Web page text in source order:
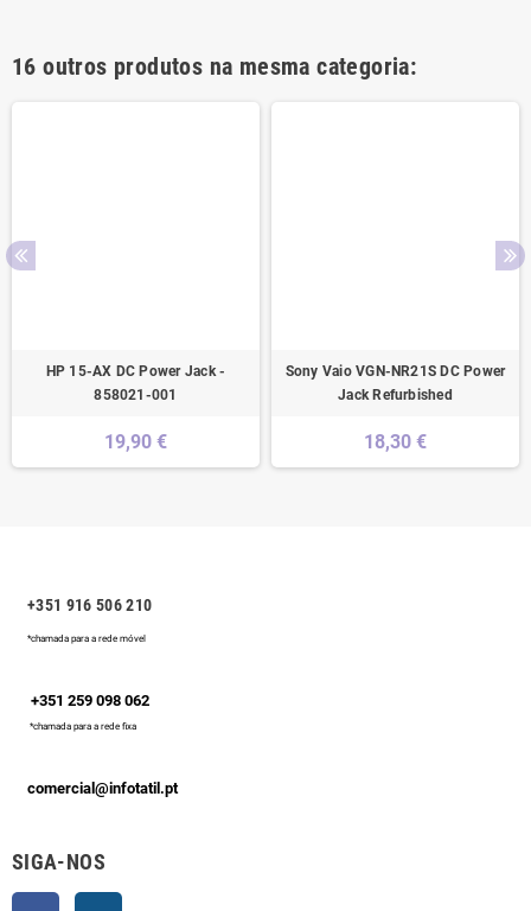
16 outros produtos na mesma categoria:
HP 15-AX DC Power Jack -
858021-001
19,90 €
Sony Vaio VGN-NR21S DC Power
Jack Refurbished
18,30 €
+351 916 506 210
*chamada para a rede móvel
+351 259 098 062
*chamada para a rede fixa
comercial@infotatil.pt
SIGA-NOS